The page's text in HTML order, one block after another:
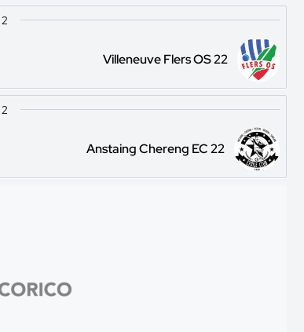
Villeneuve Flers OS 22
Anstaing Chereng EC 22